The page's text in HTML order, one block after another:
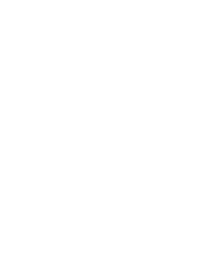
truyền
năng
suất